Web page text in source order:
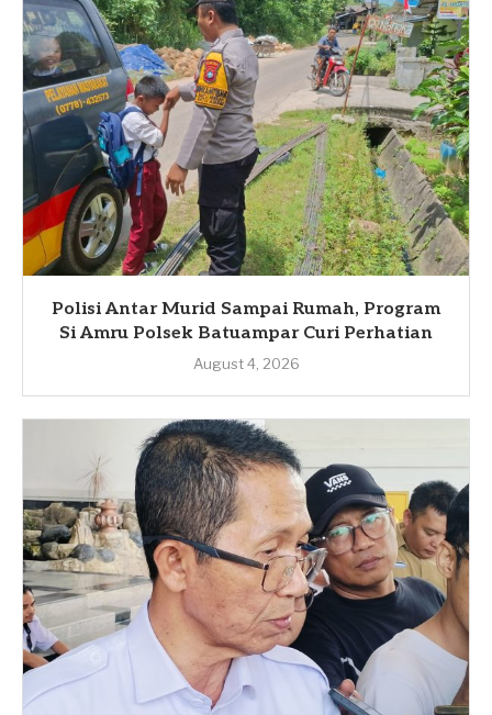
Polisi Antar Murid Sampai Rumah, Program
Si Amru Polsek Batuampar Curi Perhatian
August 4, 2026